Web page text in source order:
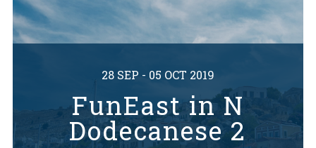
28 SEP - 05 OCT 2019
FunEast in N
Dodecanese 2